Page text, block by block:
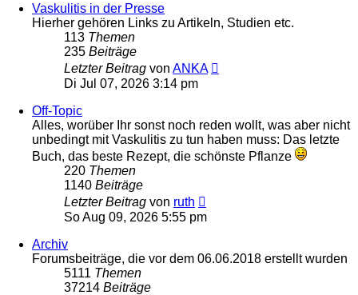
Vaskulitis in der Presse
Hierher gehören Links zu Artikeln, Studien etc.
113 Themen
235 Beiträge
Letzter Beitrag von ANKA
Di Jul 07, 2026 3:14 pm
Off-Topic
Alles, worüber Ihr sonst noch reden wollt, was aber nicht
unbedingt mit Vaskulitis zu tun haben muss: Das letzte
Buch, das beste Rezept, die schönste Pflanze
220 Themen
1140 Beiträge
Letzter Beitrag von ruth
Beitrag
So Aug 09, 2026 5:55 pm
Archiv
Forumsbeiträge, die vor dem 06.06.2018 erstellt wurden
5111 Themen
37214 Beiträge